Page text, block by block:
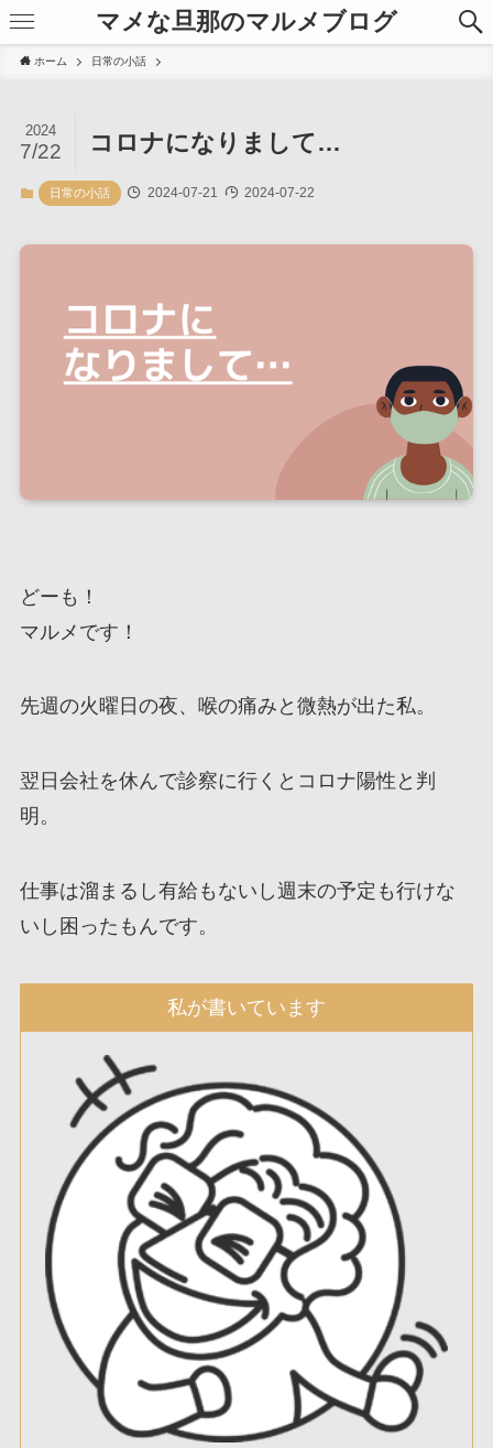
マメな旦那のマルメブログ
ホーム 日常の小話
コロナになりまして…
2024
7/22
日常の小話 2024-07-21 2024-07-22
どーも！
マルメです！
先週の火曜日の夜、喉の痛みと微熱が出た私。
翌日会社を休んで診察に行くとコロナ陽性と判
明。
仕事は溜まるし有給もないし週末の予定も行けな
いし困ったもんです。
私が書いています